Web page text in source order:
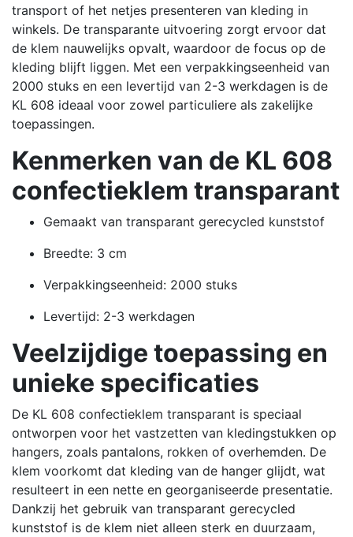
transport of het netjes presenteren van kleding in
winkels. De transparante uitvoering zorgt ervoor dat
de klem nauwelijks opvalt, waardoor de focus op de
kleding blijft liggen. Met een verpakkingseenheid van
2000 stuks en een levertijd van 2-3 werkdagen is de
KL 608 ideaal voor zowel particuliere als zakelijke
toepassingen.
Kenmerken van de KL 608
confectieklem transparant
Gemaakt van transparant gerecycled kunststof
Breedte: 3 cm
Verpakkingseenheid: 2000 stuks
Levertijd: 2-3 werkdagen
Veelzijdige toepassing en
unieke specificaties
De KL 608 confectieklem transparant is speciaal
ontworpen voor het vastzetten van kledingstukken op
hangers, zoals pantalons, rokken of overhemden. De
klem voorkomt dat kleding van de hanger glijdt, wat
resulteert in een nette en georganiseerde presentatie.
Dankzij het gebruik van transparant gerecycled
kunststof is de klem niet alleen sterk en duurzaam,